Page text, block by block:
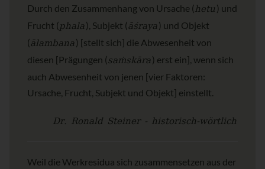
Durch den Zusammenhang von Ursache (hetu ) und
Frucht (phala ), Subjekt (āśraya ) und Objekt
(ālambana ) [stellt sich] die Abwesenheit von
diesen [Prägungen (saṁskāra ) erst ein], wenn sich
auch Abwesenheit von jenen [vier Faktoren:
Ursache, Frucht, Subjekt und Objekt] einstellt.
Dr. Ronald Steiner - historisch-wörtlich
Weil die Werkresidua sich zusammensetzen aus der